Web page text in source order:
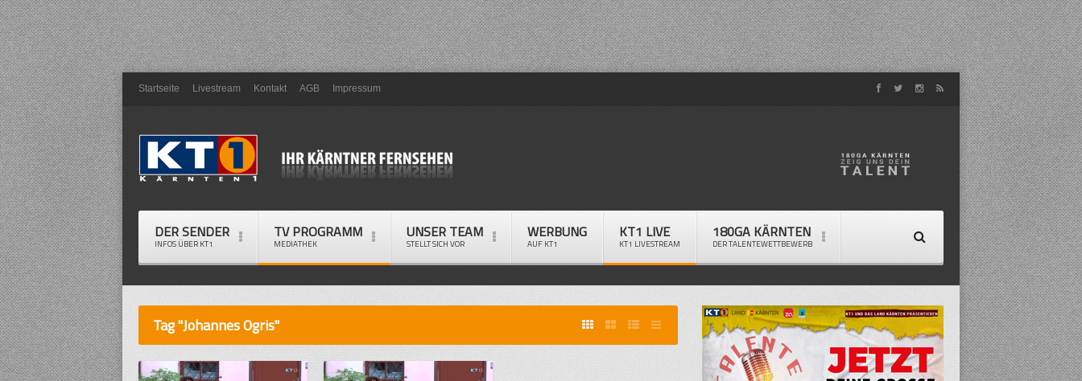
Startseite Livestream Kontakt AGB Impressum
DER SENDER
INFOS ÜBER KT1
TV PROGRAMM
MEDIATHEK
UNSER TEAM
STELLT SICH VOR
WERBUNG
AUF KT1
KT1 LIVE
KT1 LIVESTREAM
180GA KÄRNTEN
DER TALENTEWETTBEWERB
Tag "Johannes Ogris"